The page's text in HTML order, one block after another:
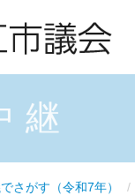
継
さがす（令和7年） /